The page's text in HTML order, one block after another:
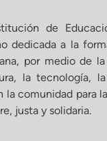
de
dedicada a la
por medio de
la tecnología,
la comunidad para
justa y solidaria.